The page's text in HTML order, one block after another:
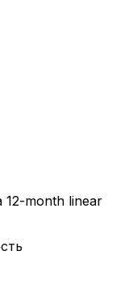
12-month linear